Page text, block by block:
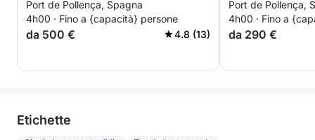
Port de Pollença, Spagna
4h00 · Fino a {capacità} persone
da 500 € 4.8 (13)
Port de Pollença,
4h00 · Fino a
da 290 €
Etichette